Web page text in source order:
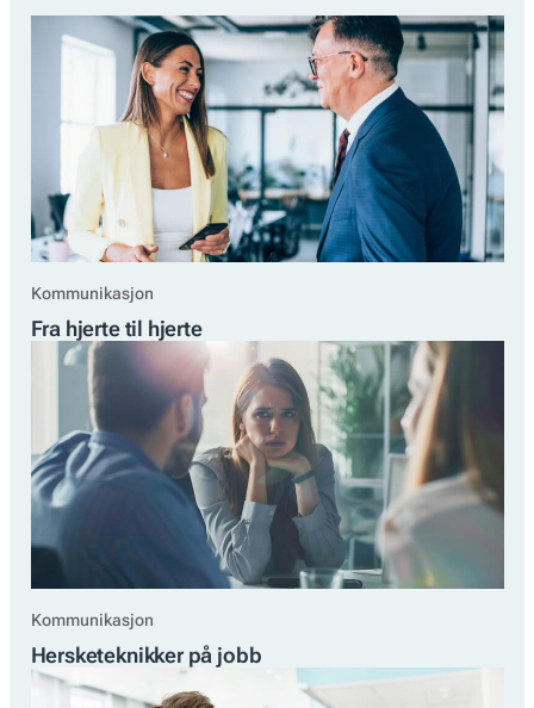
Kommunikasjon
Fra hjerte til hjerte
Kommunikasjon
Hersketeknikker på jobb